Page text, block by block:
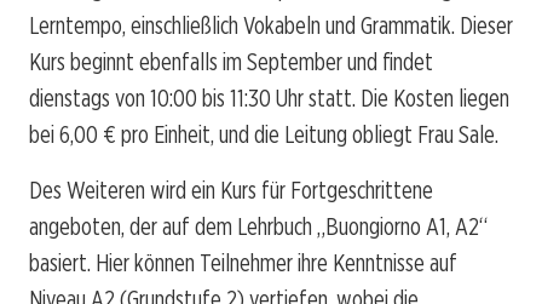
Lerntempo, einschließlich Vokabeln und Grammatik. Dieser
Kurs beginnt ebenfalls im September und findet
dienstags von 10:00 bis 11:30 Uhr statt. Die Kosten liegen
bei 6,00 € pro Einheit, und die Leitung obliegt Frau Sale.
Des Weiteren wird ein Kurs für Fortgeschrittene
angeboten, der auf dem Lehrbuch „Buongiorno A1, A2“
basiert. Hier können Teilnehmer ihre Kenntnisse auf